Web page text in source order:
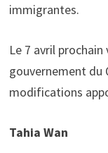
immigrantes.
Le 7 avril prochain
gouvernement du
modifications
Tahia Wan